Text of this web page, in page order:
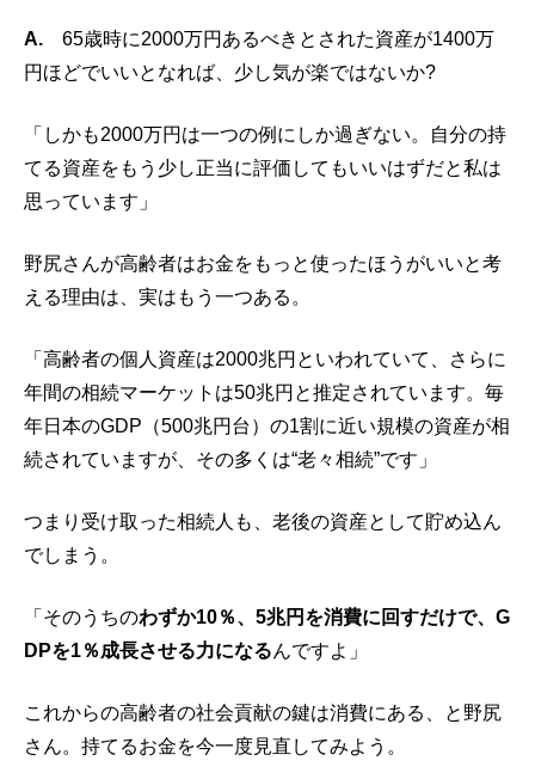
A. 65歳時に2000万円あるべきとされた資産が1400万
円ほどでいいとなれば、少し気が楽ではないか?
「しかも2000万円は一つの例にしか過ぎない。自分の持
てる資産をもう少し正当に評価してもいいはずだと私は
思っています」
野尻さんが高齢者はお金をもっと使ったほうがいいと考
える理由は、実はもう一つある。
「高齢者の個人資産は2000兆円といわれていて、さらに
年間の相続マーケットは50兆円と推定されています。毎
年日本のGDP（500兆円台）の1割に近い規模の資産が相
続されていますが、その多くは“老々相続”です」
つまり受け取った相続人も、老後の資産として貯め込ん
でしまう。
「そのうちのわずか10％、5兆円を消費に回すだけで、G
DPを1％成長させる力になるんですよ」
これからの高齢者の社会貢献の鍵は消費にある、と野尻
さん。持てるお金を今一度見直してみよう。